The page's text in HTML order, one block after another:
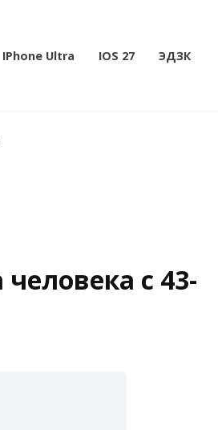
IPhone Ultra IOS 27 ЭДЗК
с 43-